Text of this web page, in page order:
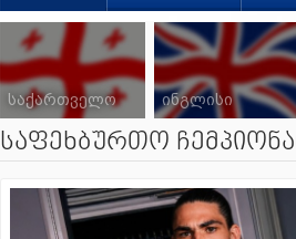
საქართველო ინგლისი
საფეხბურთო